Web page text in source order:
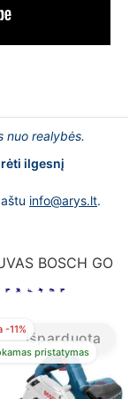
nuo realybės.
ilgesnį
info@arys.lt.
BOSCH GO
-11%
pristatymas
Išparduota